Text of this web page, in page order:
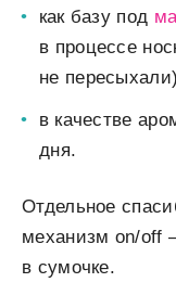
как базу под
в процессе
не
в качестве
дня.
Отдельное
механизм on/off
в сумочке.